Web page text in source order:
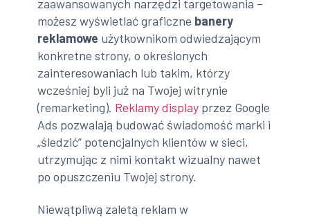
zaawansowanych narzędzi targetowania –
możesz wyświetlać graficzne banery
reklamowe użytkownikom odwiedzającym
konkretne strony, o określonych
zainteresowaniach lub takim, którzy
wcześniej byli już na Twojej witrynie
(remarketing). Reklamy display przez Google
Ads pozwalają budować świadomość marki i
„śledzić” potencjalnych klientów w sieci,
utrzymując z nimi kontakt wizualny nawet
po opuszczeniu Twojej strony.
Niewątpliwą zaletą reklam w